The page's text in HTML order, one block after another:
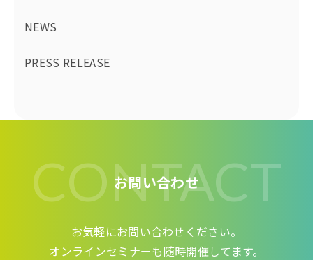
NEWS
PRESS RELEASE
CONTACT
お問い合わせ
お気軽にお問い合わせください。
オンラインセミナーも随時開催してます。